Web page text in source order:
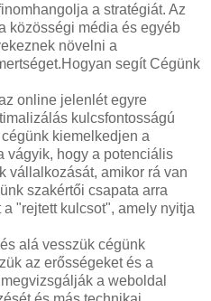
a stratégiát. Az
közösségi média és egyéb
növelni a
segít Cégünk
online jelenlét egyre
kulcsfontosságú
kiemelkedjen a
vágyik, hogy a potenciális
vállalkozását, amikor rá van
szakértői csapata arra
"rejtett kulcsot", amely nyitja
alá vesszük cégünk
az erősségeket és a
a weboldal